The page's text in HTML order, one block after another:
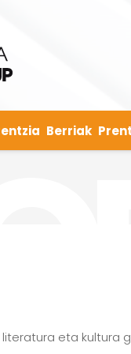
Berriak
eta kultura